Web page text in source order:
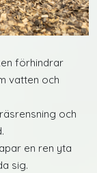
förhindrar
vatten och
och
en ren yta
sig.